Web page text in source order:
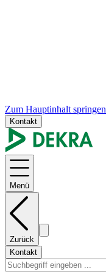
Zum Hauptinhalt springen
Kontakt
Menü
Zurück
Kontakt